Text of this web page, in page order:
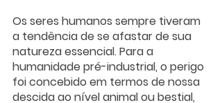
Os seres humanos sempre tiveram
a tendência de se afastar de sua
natureza essencial. Para a
humanidade pré-industrial, o perigo
foi concebido em termos de nossa
descida ao nível animal ou bestial,